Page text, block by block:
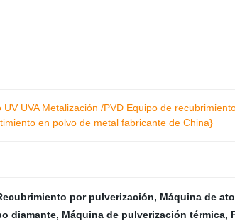
UVA Metalización /PVD Equipo de
en polvo de metal fabricante de China}
por pulverización, Máquina de
diamante, Máquina de pulverización térmica,